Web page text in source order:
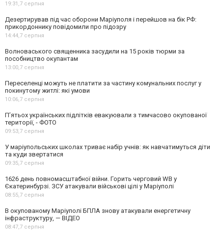
19:31,7 серпня
Дезертирував під час оборони Маріуполя і перейшов на бік РФ:
прикордоннику повідомили про підозру
14:44,7 серпня
Волноваського священника засудили на 15 років тюрми за
пособництво окупантам
13:00,7 серпня
Переселенці можуть не платити за частину комунальних послуг у
покинутому житлі: які умови
10:06,7 серпня
П’ятьох українських підлітків евакуювали з тимчасово окупованої
території, - ФОТО
09:53,7 серпня
У маріупольських школах триває набір учнів: як навчатимуться діти
та куди звертатися
09:35,7 серпня
1626 день повномасштабної війни. Горить черговий WB у
Єкатеринбурзі. ЗСУ атакували військові цілі у Маріуполі
08:55,7 серпня
В окупованому Маріуполі БПЛА знову атакували енергетичну
інфраструктуру, — ВІДЕО
08:47,7 серпня